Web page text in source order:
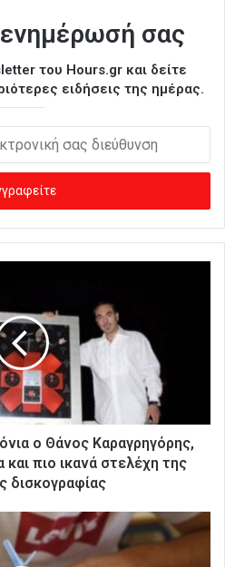
σας
του Hours.gr και δείτε
ειδήσεις της ημέρας.
ο Θάνος Καραγρηγόρης,
πιο ικανά στελέχη της
δισκογραφίας